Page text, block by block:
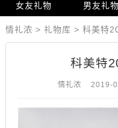
女友礼物 男友礼物
情礼浓 > 礼物库 > 科美特
科美特
情礼浓 2019-